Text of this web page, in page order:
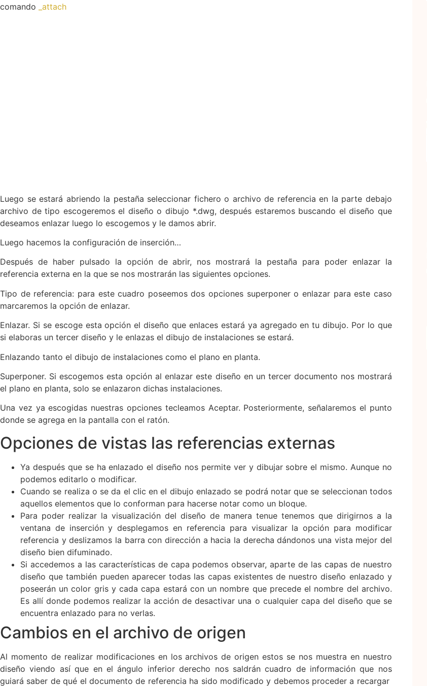
comando
_attach
Enlazando tanto el dibujo de instalaciones como el plano en planta.
Superponer. Si escogemos esta opción al enlazar este diseño en un tercer documento nos mostrará
donde se agrega en la pantalla con el ratón.
Opciones de vistas las referencias externas
Ya después que se ha enlazado el diseño nos permite ver y dibujar sobre el mismo. Aunque no
podemos editarlo o modificar.
Cuando se realiza o se da el clic en el dibujo enlazado se podrá notar que se seleccionan todos
Para poder realizar la visualización del diseño de manera tenue tenemos que dirigirnos a la
ventana de inserción y desplegamos en referencia para visualizar la opción para modificar
referencia y deslizamos la barra con dirección a hacia la derecha dándonos una vista mejor del
Si accedemos a las características de capa podemos observar, aparte de las capas de nuestro
diseño que también pueden aparecer todas las capas existentes de nuestro diseño enlazado y
poseerán un color gris y cada capa estará con un nombre que precede el nombre del archivo.
Es allí donde podemos realizar la acción de desactivar una o cualquier capa del diseño que se
Cambios en el archivo de origen
Al momento de realizar modificaciones en los archivos de origen estos se nos muestra en nuestro
diseño viendo así que en el ángulo inferior derecho nos saldrán cuadro de información que nos
guiará saber de qué el documento de referencia ha sido modificado y debemos proceder a recargar
para poder observar dichas modificaciones
¿Tips para establecer referencias externas?
Indiferentemente de cuál sea la versión de AutoCAD que poseas se puede escribir el siguiente
comando(_xattach)al mversiónomento de entrar al cuadro de diálogo de agregar referencia
dwg se escoge el documento dwg que queremos agregar como referencia externa y tecleamos
Es importante saber que el diseño debe ya permanecer almacenado en la carpeta REFx del
Si deseamos agregar una imagen de trama se puede utilizar el siguiente
comando(_imageattach)